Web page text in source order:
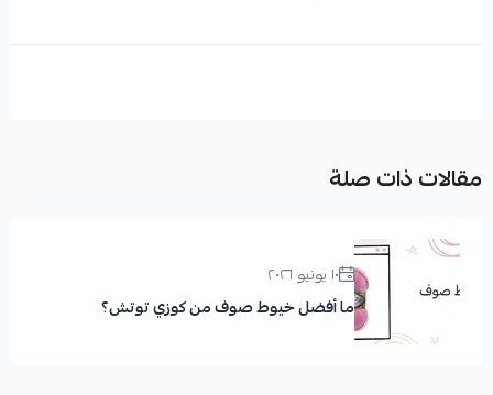
مقالات ذات صلة
١٠ يونيو ٢٠٢٦
ما أفضل خيوط صوف من كوزي توتش؟